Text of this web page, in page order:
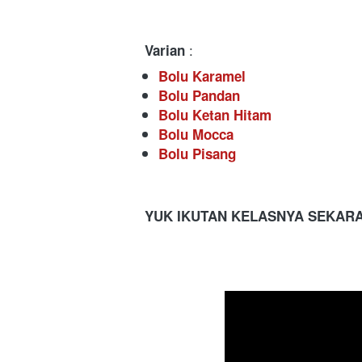
Varian :
Bolu Karamel
Bolu Pandan
Bolu Ketan Hitam
Bolu Mocca
Bolu Pisang
YUK IKUTAN KELASNYA